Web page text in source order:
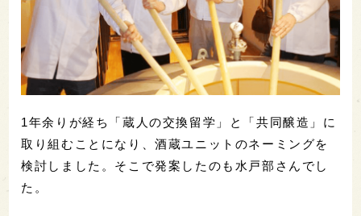
1年余りが経ち「蔵人の交換留学」と「共同醸造」に
取り組むことになり、酒蔵ユニットのネーミングを
検討しました。そこで発案したのも水戸部さんでし
た。